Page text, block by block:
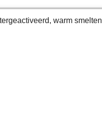
warm smelten